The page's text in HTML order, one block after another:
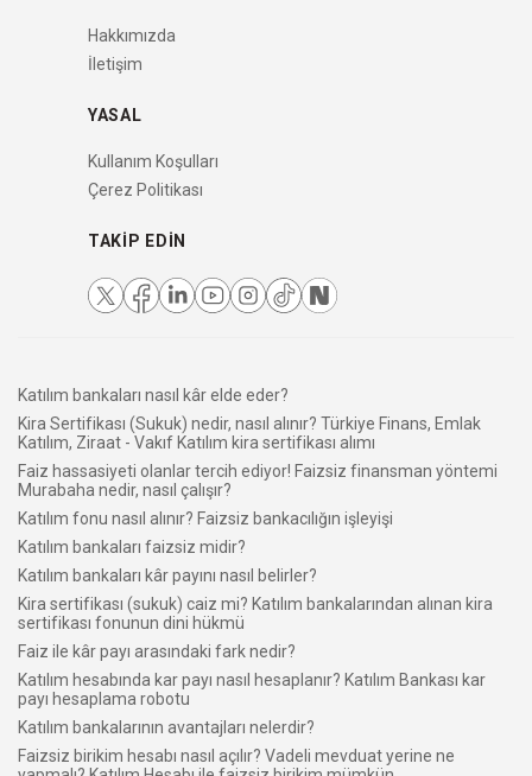
Hakkımızda
İletişim
YASAL
Kullanım Koşulları
Çerez Politikası
TAKIP EDIN
Katılım bankaları nasıl kâr elde eder?
Kira Sertifikası (Sukuk) nedir, nasıl alınır? Türkiye Finans, Emlak
Katılım, Ziraat - Vakıf Katılım kira sertifikası alımı
Faiz hassasiyeti olanlar tercih ediyor! Faizsiz finansman yöntemi
Murabaha nedir, nasıl çalışır?
Katılım fonu nasıl alınır? Faizsiz bankacılığın işleyişi
Katılım bankaları faizsiz midir?
Katılım bankaları kâr payını nasıl belirler?
Kira sertifikası (sukuk) caiz mi? Katılım bankalarından alınan kira
sertifikası fonunun dini hükmü
Faiz ile kâr payı arasındaki fark nedir?
Katılım hesabında kar payı nasıl hesaplanır? Katılım Bankası kar
payı hesaplama robotu
Katılım bankalarının avantajları nelerdir?
Faizsiz birikim hesabı nasıl açılır? Vadeli mevduat yerine ne